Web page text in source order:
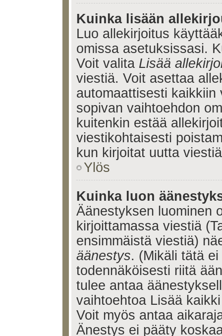
Kuinka lisään
Luo allekirjoitus
omissa asetuksissasi.
Voit valita Lisää
viestiä. Voit asettaa
automaattisesti
sopivan vaihtoehdon
kuitenkin estää
viestikohtaisesti
kun kirjoitat uutta
Ylös
Kuinka luon
Äänestyksen luominen
kirjoittamassa viestiä
ensimmäistä viestiä)
äänestys. (Mikäli tätä
todennäköisesti riitä
tulee antaa
vaihtoehtoa Lisää
Voit myös antaa
Änestys ei pääty